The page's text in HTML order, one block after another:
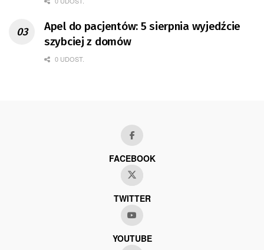
Apel do pacjentów: 5 sierpnia wyjedźcie
szybciej z domów
0 UDOST.
FACEBOOK
TWITTER
YOUTUBE